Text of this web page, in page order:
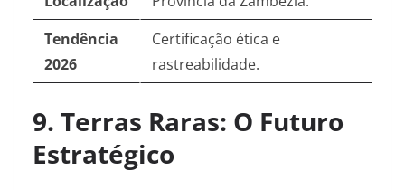
Tendência
2026
Certificação ética e
rastreabilidade.
9. Terras Raras: O Futuro
Estratégico